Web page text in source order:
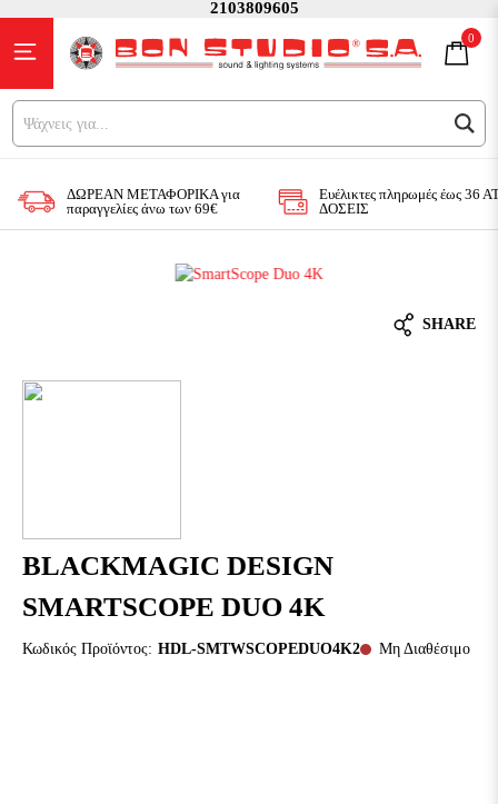
2103809605
0
Ψάχνεις για...
ΔΩΡΕΑΝ ΜΕΤΑΦΟΡΙΚΑ για
παραγγελίες άνω των 69€
Ευέλικτες πληρωμές έως 36
ΔΟΣΕΙΣ
SHARE
BLACKMAGIC DESIGN
SMARTSCOPE DUO 4K
Κωδικός Προϊόντος: HDL-SMTWSCOPEDUO4K2 Μη Διαθέσιμο